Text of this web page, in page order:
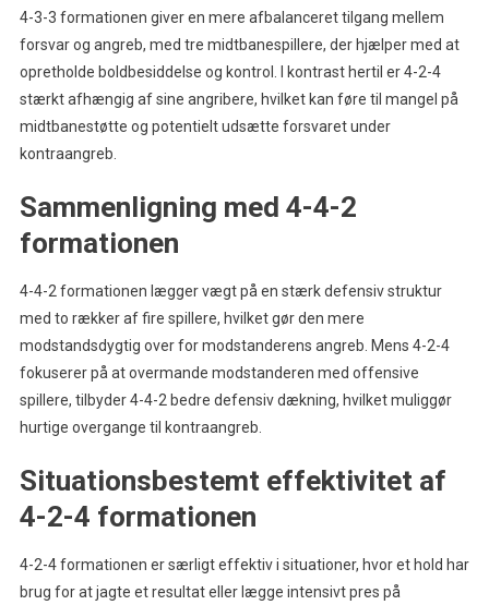
4-3-3 formationen giver en mere afbalanceret tilgang mellem
forsvar og angreb, med tre midtbanespillere, der hjælper med at
opretholde boldbesiddelse og kontrol. I kontrast hertil er 4-2-4
stærkt afhængig af sine angribere, hvilket kan føre til mangel på
midtbanestøtte og potentielt udsætte forsvaret under
kontraangreb.
Sammenligning med 4-4-2
formationen
4-4-2 formationen lægger vægt på en stærk defensiv struktur
med to rækker af fire spillere, hvilket gør den mere
modstandsdygtig over for modstanderens angreb. Mens 4-2-4
fokuserer på at overmande modstanderen med offensive
spillere, tilbyder 4-4-2 bedre defensiv dækning, hvilket muliggør
hurtige overgange til kontraangreb.
Situationsbestemt effektivitet af
4-2-4 formationen
4-2-4 formationen er særligt effektiv i situationer, hvor et hold har
brug for at jagte et resultat eller lægge intensivt pres på